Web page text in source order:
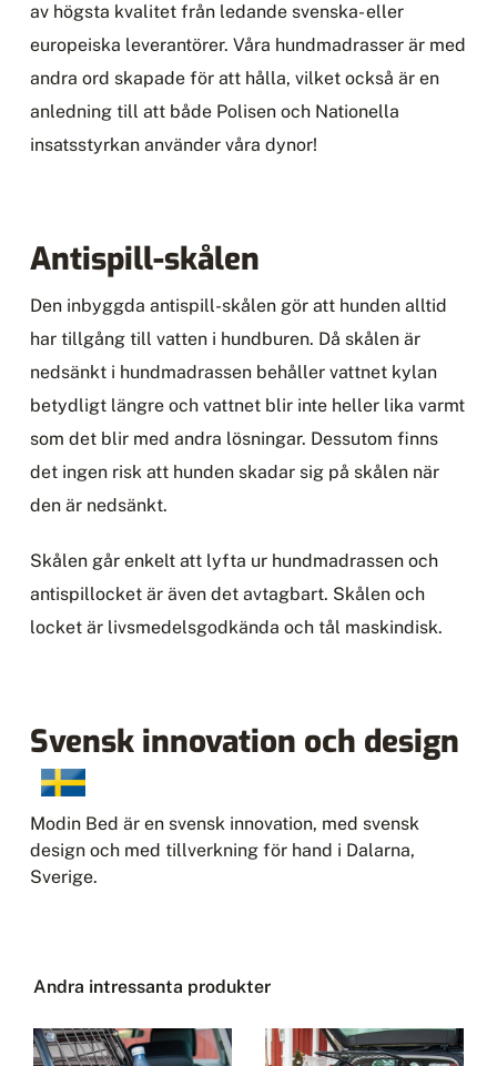
av högsta kvalitet från ledande svenska- eller
europeiska leverantörer. Våra hundmadrasser är med
andra ord skapade för att hålla, vilket också är en
anledning till att både Polisen och Nationella
insatsstyrkan använder våra dynor!
Antispill-skålen
Den inbyggda antispill-skålen gör att hunden alltid
har tillgång till vatten i hundburen. Då skålen är
nedsänkt i hundmadrassen behåller vattnet kylan
betydligt längre och vattnet blir inte heller lika varmt
som det blir med andra lösningar. Dessutom finns
det ingen risk att hunden skadar sig på skålen när
den är nedsänkt.
Skålen går enkelt att lyfta ur hundmadrassen och
antispillocket är även det avtagbart. Skålen och
locket är livsmedelsgodkända och tål maskindisk.
Svensk innovation och design
Modin Bed är en svensk innovation, med svensk
design och med tillverkning för hand i Dalarna,
Sverige.
Andra intressanta produkter